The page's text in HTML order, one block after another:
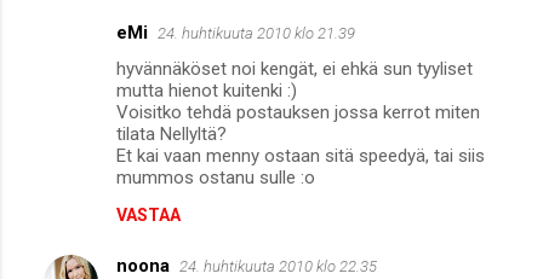
eMi 24. huhtikuuta 2010 klo 21.39
hyvännäköset noi kengät, ei ehkä sun tyyliset
mutta hienot kuitenki :)
Voisitko tehdä postauksen jossa kerrot miten
tilata Nellyltä?
Et kai vaan menny ostaan sitä speedyä, tai siis
mummos ostanu sulle :o
VASTAA
noona 24. huhtikuuta 2010 klo 22.35